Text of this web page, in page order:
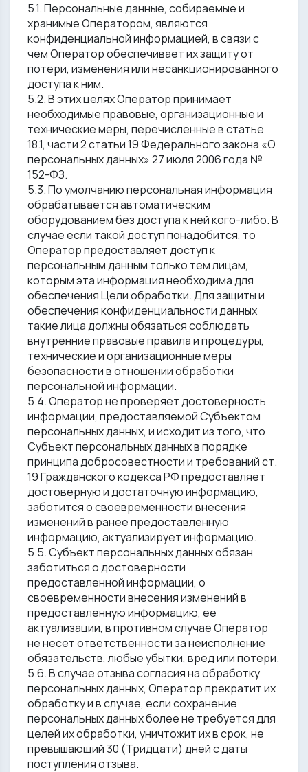
5.1. Персональные данные, собираемые и
хранимые Оператором, являются
конфиденциальной информацией, в связи с
чем Оператор обеспечивает их защиту от
потери, изменения или несанкционированного
доступа к ним.
5.2. В этих целях Оператор принимает
необходимые правовые, организационные и
технические меры, перечисленные в статье
18.1, части 2 статьи 19 Федерального закона «О
персональных данных» 27 июля 2006 года №
152-ФЗ.
5.3. По умолчанию персональная информация
обрабатывается автоматическим
оборудованием без доступа к ней кого-либо. В
случае если такой доступ понадобится, то
Оператор предоставляет доступ к
персональным данным только тем лицам,
которым эта информация необходима для
обеспечения Цели обработки. Для защиты и
обеспечения конфиденциальности данных
такие лица должны обязаться соблюдать
внутренние правовые правила и процедуры,
технические и организационные меры
безопасности в отношении обработки
персональной информации.
5.4. Оператор не проверяет достоверность
информации, предоставляемой Субъектом
персональных данных, и исходит из того, что
Субъект персональных данных в порядке
принципа добросовестности и требований ст.
19 Гражданского кодекса РФ предоставляет
достоверную и достаточную информацию,
заботится о своевременности внесения
изменений в ранее предоставленную
информацию, актуализирует информацию.
5.5. Субъект персональных данных обязан
заботиться о достоверности
предоставленной информации, о
своевременности внесения изменений в
предоставленную информацию, ее
актуализации, в противном случае Оператор
не несет ответственности за неисполнение
обязательств, любые убытки, вред или потери.
5.6. В случае отзыва согласия на обработку
персональных данных, Оператор прекратит их
обработку и в случае, если сохранение
персональных данных более не требуется для
целей их обработки, уничтожит их в срок, не
превышающий 30 (Тридцати) дней с даты
поступления отзыва.